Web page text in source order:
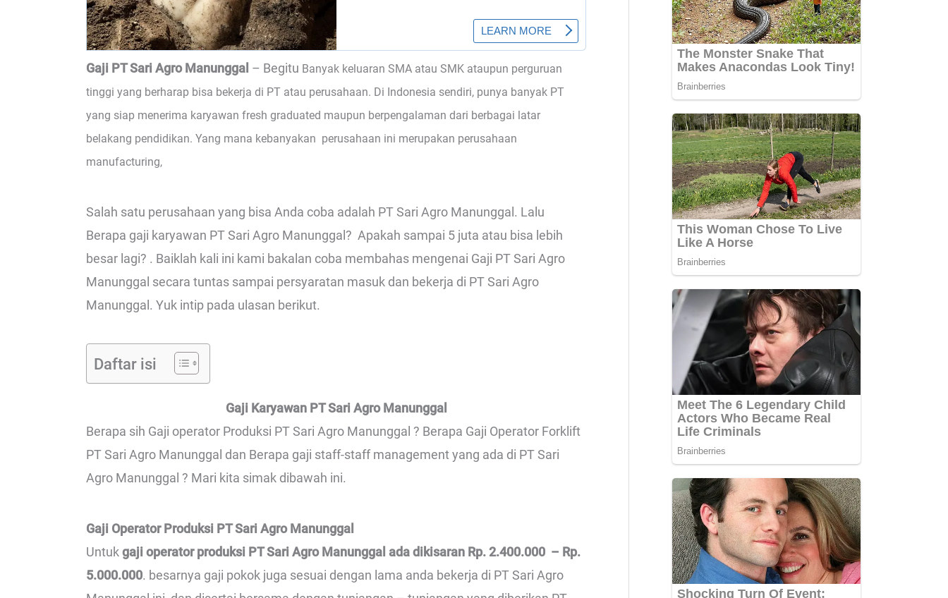
Gaji PT Sari Agro Manunggal – Begitu Banyak keluaran SMA atau SMK ataupun perguruan
tinggi yang berharap bisa bekerja di PT atau perusahaan. Di Indonesia sendiri, punya banyak PT
yang siap menerima karyawan fresh graduated maupun berpengalaman dari berbagai latar
belakang pendidikan. Yang mana kebanyakan perusahaan ini merupakan perusahaan
manufacturing,
Salah satu perusahaan yang bisa Anda coba adalah PT Sari Agro Manunggal. Lalu
Berapa gaji karyawan PT Sari Agro Manunggal? Apakah sampai 5 juta atau bisa lebih
besar lagi? . Baiklah kali ini kami bakalan coba membahas mengenai Gaji PT Sari Agro
Manunggal secara tuntas sampai persyaratan masuk dan bekerja di PT Sari Agro
Manunggal. Yuk intip pada ulasan berikut.
Daftar isi
Gaji Karyawan PT Sari Agro Manunggal
Berapa sih Gaji operator Produksi PT Sari Agro Manunggal ? Berapa Gaji Operator Forklift
PT Sari Agro Manunggal dan Berapa gaji staff-staff management yang ada di PT Sari
Agro Manunggal ? Mari kita simak dibawah ini.
Gaji Operator Produksi PT Sari Agro Manunggal
Untukgaji operator produksi PT Sari Agro Manunggal ada dikisaran Rp. 2.400.000 – Rp.
5.000.000. besarnya gaji pokok juga sesuai dengan lama anda bekerja di PT Sari Agro